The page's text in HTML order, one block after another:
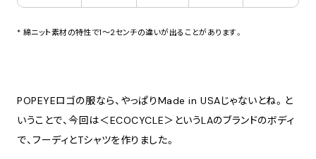
* 綿ニット素材の特性で1～2センチの違いが出ることがあります。
POPEYEロゴの服なら、やっぱりMade in USAじゃないとね。と
いうことで、今回は＜ECOCYCLE＞というLAのブランドのボディ
で、フーディとTシャツを作りました。